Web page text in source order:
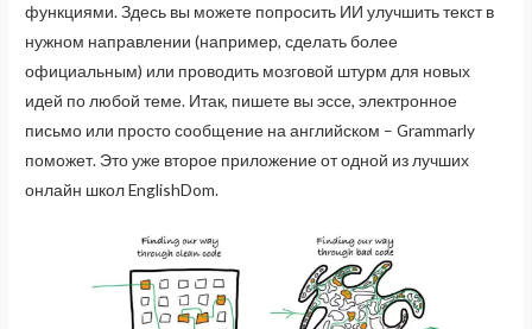
функциями. Здесь вы можете попросить ИИ улучшить текст в
нужном направлении (например, сделать более
официальным) или проводить мозговой штурм для новых
идей по любой теме. Итак, пишете вы эссе, электронное
письмо или просто сообщение на английском – Grammarly
поможет. Это уже второе приложение от одной из лучших
онлайн школ EnglishDom.